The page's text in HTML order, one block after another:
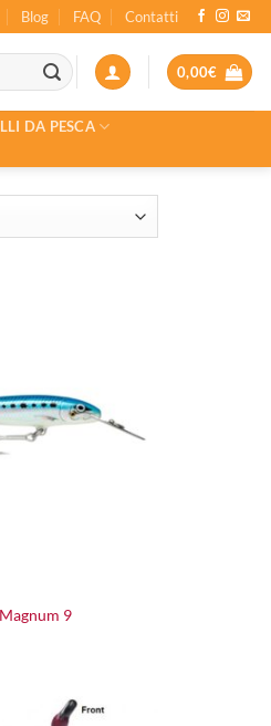
Blog FAQ Contatti
0,00€
DA PESCA
9